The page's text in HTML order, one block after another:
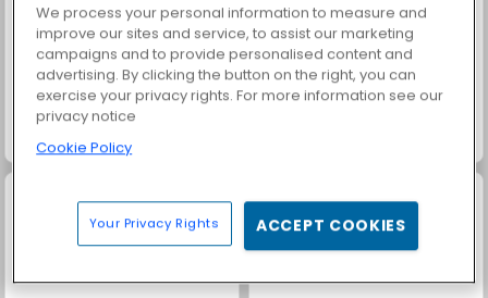
Masha and the Bear: Meadows
We process your personal information to measure and
improve our sites and service, to assist our marketing
campaigns and to provide personalised content and
advertising. By clicking the button on the right, you can
exercise your privacy rights. For more information see our
privacy notice
Cookie Policy
Your Privacy Rights ACCEPT COOKIES